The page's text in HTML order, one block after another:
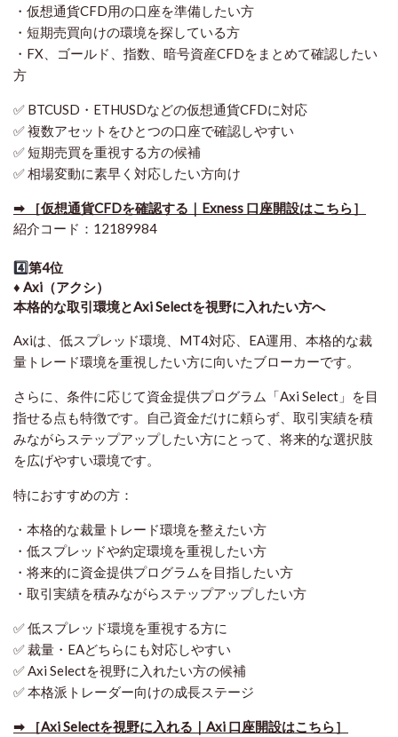
・仮想通貨CFD用の口座を準備したい方
・短期売買向けの環境を探している方
・FX、ゴールド、指数、暗号資産CFDをまとめて確認したい
方
✅ BTCUSD・ETHUSDなどの仮想通貨CFDに対応
✅ 複数アセットをひとつの口座で確認しやすい
✅ 短期売買を重視する方の候補
✅ 相場変動に素早く対応したい方向け
➡ ［仮想通貨CFDを確認する｜Exness 口座開設はこちら］
紹介コード：12189984
4️⃣第4位
♦️ Axi（アクシ）
本格的な取引環境とAxi Selectを視野に入れたい方へ
Axiは、低スプレッド環境、MT4対応、EA運用、本格的な裁
量トレード環境を重視したい方に向いたブローカーです。
さらに、条件に応じて資金提供プログラム「Axi Select」を目
指せる点も特徴です。自己資金だけに頼らず、取引実績を積
みながらステップアップしたい方にとって、将来的な選択肢
を広げやすい環境です。
特におすすめの方：
・本格的な裁量トレード環境を整えたい方
・低スプレッドや約定環境を重視したい方
・将来的に資金提供プログラムを目指したい方
・取引実績を積みながらステップアップしたい方
✅ 低スプレッド環境を重視する方に
✅ 裁量・EAどちらにも対応しやすい
✅ Axi Selectを視野に入れたい方の候補
✅ 本格派トレーダー向けの成長ステージ
➡ ［Axi Selectを視野に入れる｜Axi 口座開設はこちら］